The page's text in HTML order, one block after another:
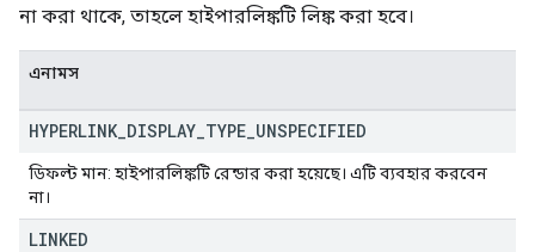
না করা থাকে, তাহলে হাইপারলিঙ্কটি লিঙ্ক করা হবে।
এনামস
HYPERLINK DISPLAY TYPE UNSPECIFIED
ডিফল্ট মান: হাইপারলিঙ্কটি রেন্ডার করা হয়েছে। এটি ব্যবহার করবেন
না।
LINKED